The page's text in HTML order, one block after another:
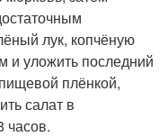
лук, копчёную
и уложить последний
плёнкой,
салат в
часов.